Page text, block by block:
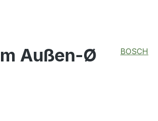
Außen-Ø
BOSCH